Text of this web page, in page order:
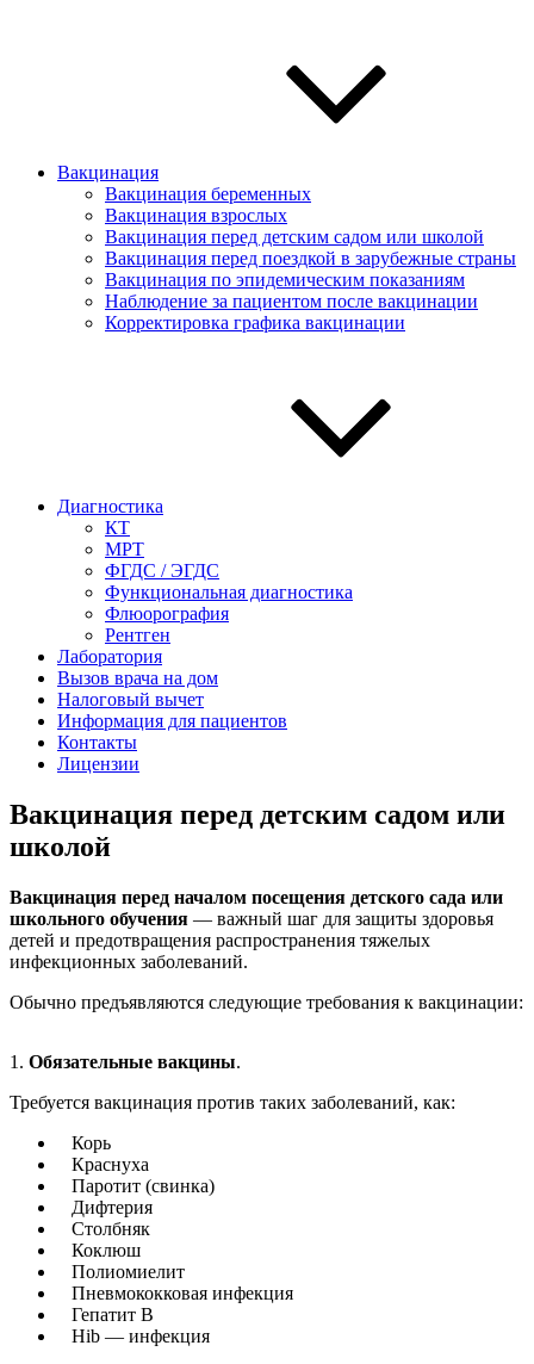
Вакцинация
Вакцинация беременных
Вакцинация взрослых
Вакцинация перед детским садом или школой
Вакцинация перед поездкой в зарубежные страны
Вакцинация по эпидемическим показаниям
Наблюдение за пациентом после вакцинации
Корректировка графика вакцинации
Диагностика
КТ
МРТ
ФГДС / ЭГДС
Функциональная диагностика
Флюорография
Рентген
Лаборатория
Вызов врача на дом
Налоговый вычет
Информация для пациентов
Контакты
Лицензии
Вакцинация перед детским садом или
школой
Вакцинация перед началом посещения детского сада или
школьного обучения — важный шаг для защиты здоровья
детей и предотвращения распространения тяжелых
инфекционных заболеваний.
Обычно предъявляются следующие требования к вакцинации:
1. Обязательные вакцины.
Требуется вакцинация против таких заболеваний, как:
Корь
Краснуха
Паротит (свинка)
Дифтерия
Столбняк
Коклюш
Полиомиелит
Пневмококковая инфекция
Гепатит В
Hib — инфекция